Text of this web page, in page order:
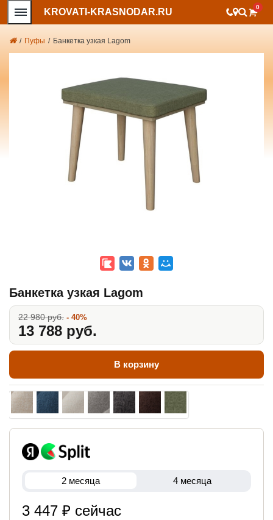
KROVATI-KRASNODAR.RU 0
/ Пуфы / Банкетка узкая Lagom
Банкетка узкая Lagom
22 980 руб. - 40%
13 788 руб.
В корзину
2 месяца 4 месяца
3 447 ₽ сейчас